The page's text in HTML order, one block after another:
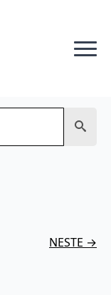
NESTE →